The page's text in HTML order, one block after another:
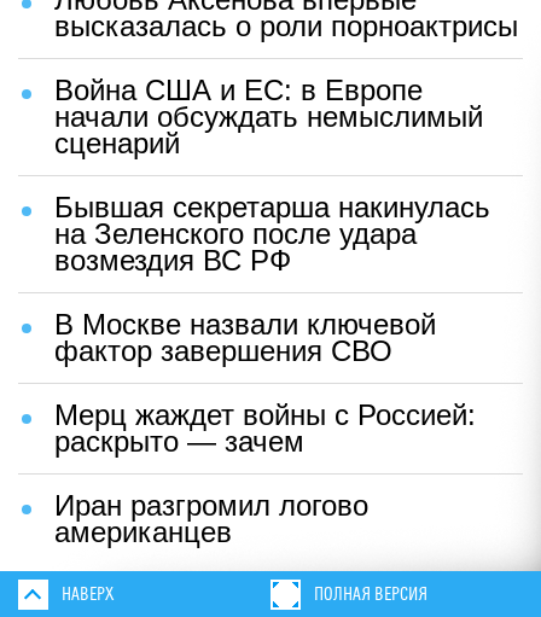
высказалась о роли порноактрисы
Война США и ЕС: в Европе
начали обсуждать немыслимый
сценарий
Бывшая секретарша накинулась
на Зеленского после удара
возмездия ВС РФ
В Москве назвали ключевой
фактор завершения СВО
Мерц жаждет войны с Россией:
раскрыто — зачем
Иран разгромил логово
американцев
НАВЕРХ ПОЛНАЯ ВЕРСИЯ